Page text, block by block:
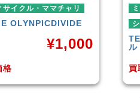
ロ
サイクル・ママチャリ
SURGE 2021年モデ
格 買